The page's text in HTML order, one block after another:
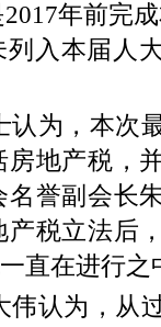
年前完
入本届人
认为，本次
地产税，
誉副会长
税立法后
直在进行之
伟认为，从